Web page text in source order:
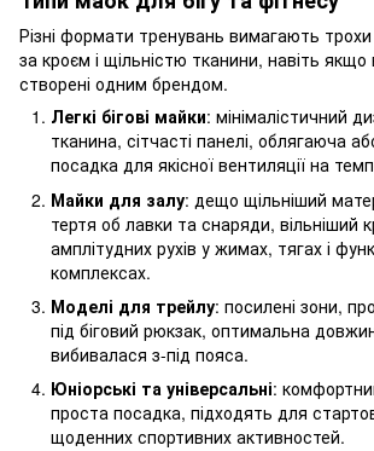
Різні формати тренувань вимагають трохи
за кроєм і щільністю тканини, навіть якщо
створені одним брендом.
Легкі бігові майки: мінімалістичний
тканина, сітчасті панелі, облягаюча
посадка для якісної вентиляції на
Майки для залу: дещо щільніший
тертя об лавки та снаряди, вільніший
амплітудних рухів у жимах, тягах і
комплексах.
Моделі для трейлу: посилені зони,
під біговий рюкзак, оптимальна
вибивалася з-під пояса.
Юніорські та універсальні:
проста посадка, підходять для
щоденних спортивних активностей.